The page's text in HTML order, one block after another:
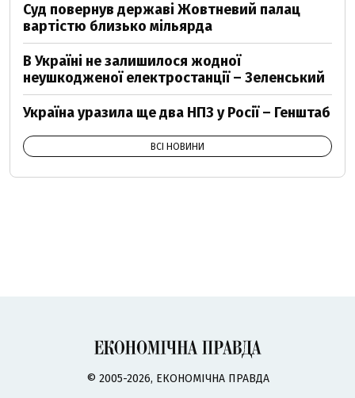
Суд повернув державі Жовтневий палац
вартістю близько мільярда
В Україні не залишилося жодної
неушкодженої електростанції – Зеленський
Україна уразила ще два НПЗ у Росії – Генштаб
ВСІ НОВИНИ
© 2005-2026, ЕКОНОМІЧНА ПРАВДА